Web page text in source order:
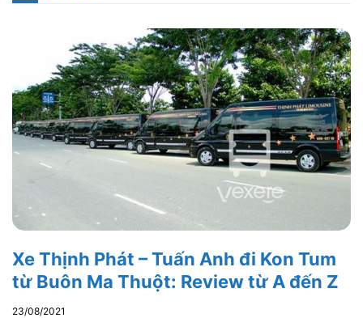
Xe Thịnh Phát – Tuấn Anh đi Kon Tum
từ Buôn Ma Thuột: Review từ A đến Z
23/08/2021